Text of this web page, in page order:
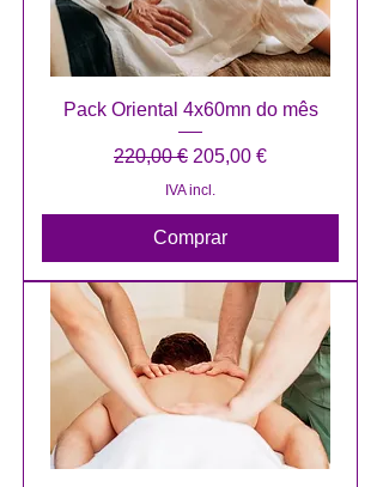
Pack Oriental 4x60mn do mês
Preço normal
220,00 € Preço promocional
205,00 €
IVA incl.
Comprar